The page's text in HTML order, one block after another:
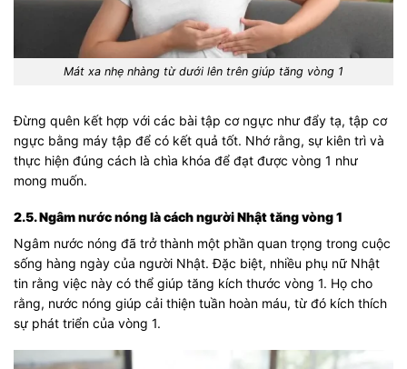
Mát xa nhẹ nhàng từ dưới lên trên giúp tăng vòng 1
Đừng quên kết hợp với các bài tập cơ ngực như đẩy tạ, tập cơ
ngực bằng máy tập để có kết quả tốt. Nhớ rằng, sự kiên trì và
thực hiện đúng cách là chìa khóa để đạt được vòng 1 như
mong muốn.
2.5. Ngâm nước nóng là cách người Nhật tăng vòng 1
Ngâm nước nóng đã trở thành một phần quan trọng trong cuộc
sống hàng ngày của người Nhật. Đặc biệt, nhiều phụ nữ Nhật
tin rằng việc này có thể giúp tăng kích thước vòng 1. Họ cho
rằng, nước nóng giúp cải thiện tuần hoàn máu, từ đó kích thích
sự phát triển của vòng 1.